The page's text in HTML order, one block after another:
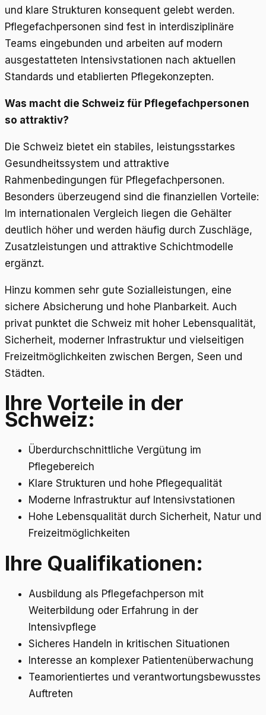
und klare Strukturen konsequent gelebt werden.
Pflegefachpersonen sind fest in interdisziplinäre
Teams eingebunden und arbeiten auf modern
ausgestatteten Intensivstationen nach aktuellen
Standards und etablierten Pflegekonzepten.
Was macht die Schweiz für Pflegefachpersonen
so attraktiv?
Die Schweiz bietet ein stabiles, leistungsstarkes
Gesundheitssystem und attraktive
Rahmenbedingungen für Pflegefachpersonen.
Besonders überzeugend sind die finanziellen Vorteile:
Im internationalen Vergleich liegen die Gehälter
deutlich höher und werden häufig durch Zuschläge,
Zusatzleistungen und attraktive Schichtmodelle
ergänzt.
Hinzu kommen sehr gute Sozialleistungen, eine
sichere Absicherung und hohe Planbarkeit. Auch
privat punktet die Schweiz mit hoher Lebensqualität,
Sicherheit, moderner Infrastruktur und vielseitigen
Freizeitmöglichkeiten zwischen Bergen, Seen und
Städten.
Ihre Vorteile in der
Schweiz:
Überdurchschnittliche Vergütung im
Pflegebereich
Klare Strukturen und hohe Pflegequalität
Moderne Infrastruktur auf Intensivstationen
Hohe Lebensqualität durch Sicherheit, Natur und
Freizeitmöglichkeiten
Ihre Qualifikationen:
Ausbildung als Pflegefachperson mit
Weiterbildung oder Erfahrung in der
Intensivpflege
Sicheres Handeln in kritischen Situationen
Interesse an komplexer Patientenüberwachung
Teamorientiertes und verantwortungsbewusstes
Auftreten